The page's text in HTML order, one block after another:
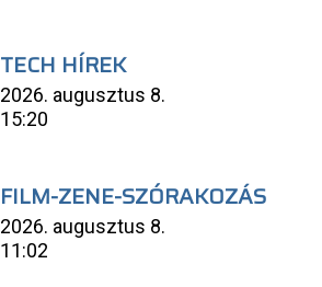
TECH HÍREK
2026. augusztus 8.
15:20
FILM-ZENE-SZÓRAKOZÁS
2026. augusztus 8.
11:02